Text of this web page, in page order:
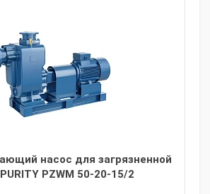
насос для загрязненной
PZWM 50-20-15/2